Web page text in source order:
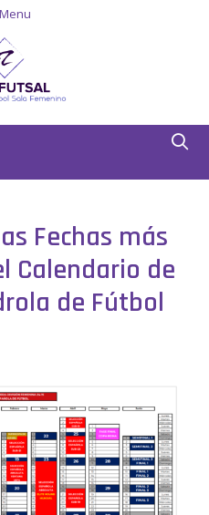
Menu
Fechas más
Calendario de
de Fútbol